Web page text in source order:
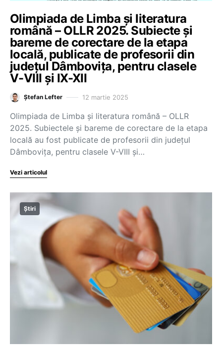
Olimpiada de Limba și literatura
română – OLLR 2025. Subiecte și
bareme de corectare de la etapa
locală, publicate de profesorii din
județul Dâmbovița, pentru clasele
V-VIII și IX-XII
Ștefan Lefter 12 martie 2025
Olimpiada de Limba și literatura română – OLLR
2025. Subiectele și bareme de corectare de la etapa
locală au fost publicate de profesorii din județul
Dâmbovița, pentru clasele V-VIII și…
Vezi articolul
Știri